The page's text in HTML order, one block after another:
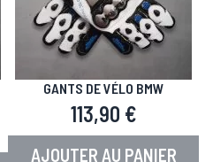
GANTS DE VÉLO BMW
113,90 €
AJOUTER AU PANIER